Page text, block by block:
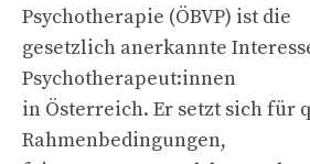
Psychotherapie (ÖBVP) ist die
gesetzlich anerkannte
Psychotherapeut:innen
in Österreich. Er setzt sich für
Rahmenbedingungen,